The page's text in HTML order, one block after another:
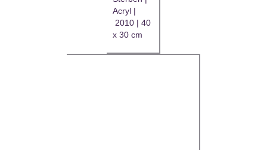
Acryl |
2010 | 40
x 30 cm